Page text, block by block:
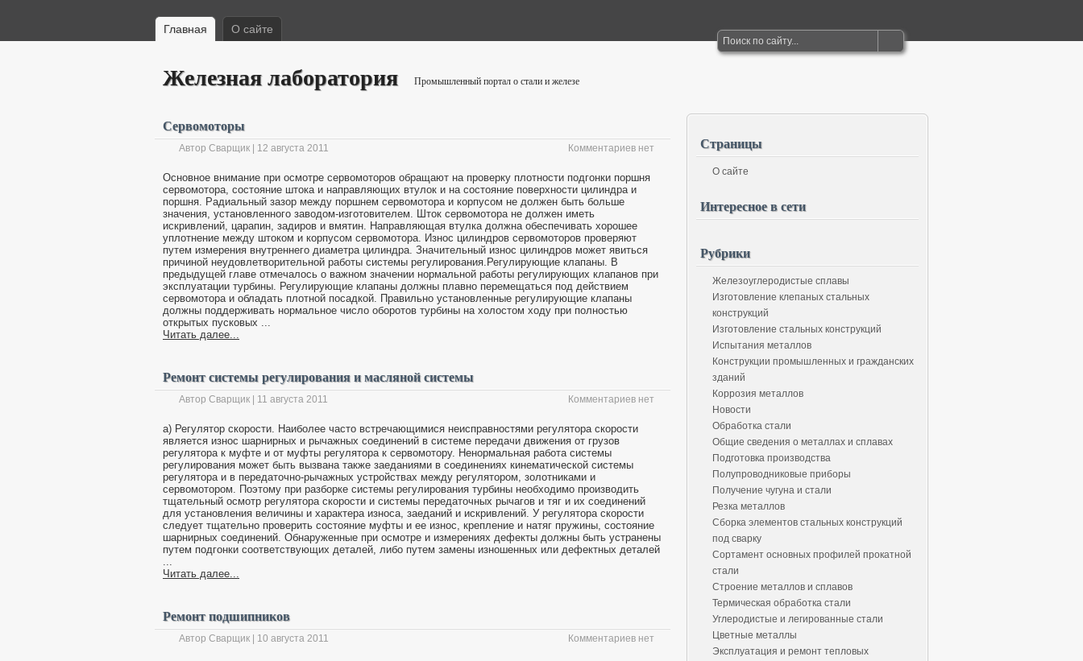
Главная О сайте
Железная лаборатория Промышленный портал о стали и железе
Сервомоторы
Автор Сварщик | 12 августа 2011 Комментариев нет
Основное внимание при осмотре сервомоторов обращают на проверку плотности подгонки поршня
сервомотора, состояние штока и направляющих втулок и на состояние поверхности цилиндра и
поршня. Радиальный зазор между поршнем сервомотора и корпусом не должен быть больше
значения, установленного заводом-изготовителем. Шток сервомотора не должен иметь
искривлений, царапин, задиров и вмятин. Направляющая втулка должна обеспечивать хорошее
уплотнение между штоком и корпусом сервомотора. Износ цилиндров сервомоторов проверяют
путем измерения внутреннего диаметра цилиндра. Значительный износ цилиндров может явиться
причиной неудовлетворительной работы системы регулирования.Регулирующие клапаны. В
предыдущей главе отмечалось о важном значении нормальной работы регулирующих клапанов при
эксплуатации турбины. Регулирующие клапаны должны плавно перемещаться под действием
сервомотора и обладать плотной посадкой. Правильно установленные регулирующие клапаны
должны поддерживать нормальное число оборотов турбины на холостом ходу при полностью
открытых пусковых ...
Читать далее...
Ремонт системы регулирования и масляной системы
Автор Сварщик | 11 августа 2011 Комментариев нет
а) Регулятор скорости. Наиболее часто встречающимися неисправностями регулятора скорости
является износ шарнирных и рычажных соединений в системе передачи движения от грузов
регулятора к муфте и от муфты регулятора к сервомотору. Ненормальная работа системы
регулирования может быть вызвана также заеданиями в соединениях кинематической системы
регулятора и в передаточно-рычажных устройствах между регулятором, золотниками и
сервомотором. Поэтому при разборке системы регулирования турбины необходимо производить
тщательный осмотр регулятора скорости и системы передаточных рычагов и тяг и их соединений
для установления величины и характера износа, заеданий и искривлений. У регулятора скорости
следует тщательно проверить состояние муфты и ее износ, крепление и натяг пружины, состояние
шарнирных соединений. Обнаруженные при осмотре и измерениях дефекты должны быть устранены
путем подгонки соответствующих деталей, либо путем замены изношенных или дефектных деталей
...
Читать далее...
Ремонт подшипников
Автор Сварщик | 10 августа 2011 Комментариев нет
Страницы
О сайте
Интересное в сети
Рубрики
Железоуглеродистые сплавы
Изготовление клепаных стальных
конструкций
Изготовление стальных конструкций
Испытания металлов
Конструкции промышленных и гражданских
зданий
Коррозия металлов
Новости
Обработка стали
Общие сведения о металлах и сплавах
Подготовка производства
Полупроводниковые приборы
Получение чугуна и стали
Резка металлов
Сборка элементов стальных конструкций
под сварку
Сортамент основных профилей прокатной
стали
Строение металлов и сплавов
Термическая обработка стали
Углеродистые и легированные стали
Цветные металлы
Эксплуатация и ремонт тепловых